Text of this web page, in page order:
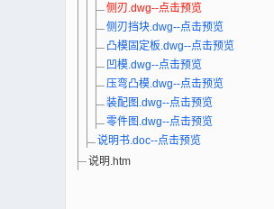
侧刃.dwg--点击预览
侧刃挡块.dwg--点击预览
凸模固定板.dwg--点击预览
凹模.dwg--点击预览
压弯凸模.dwg--点击预览
装配图.dwg--点击预览
零件图.dwg--点击预览
说明书.doc--点击预览
说明.htm